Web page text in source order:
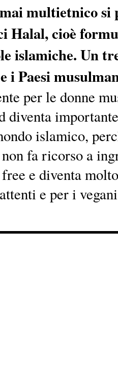
multietnico si
Halal, cioè
islamiche. Un
i Paesi
per le donne
diventa
islamico,
fa ricorso a
e diventa
e per i